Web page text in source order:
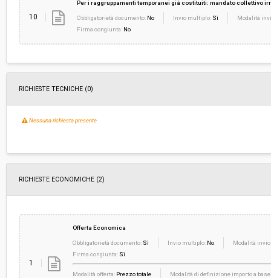
10
Per i raggruppamenti temporanei già costituiti: mandato collettivo
Obbligatorietà documento: No Invio multiplo: Sì
Modalità
Firma congiunta: No
RICHIESTE TECNICHE (0)
Nessuna richiesta presente
RICHIESTE ECONOMICHE (2)
1
Offerta Economica
Obbligatorietà documento: Sì Invio multiplo: No
Modalità
Firma congiunta: Sì
Modalità offerta: Prezzo totale
Modalità di definizione importo a base